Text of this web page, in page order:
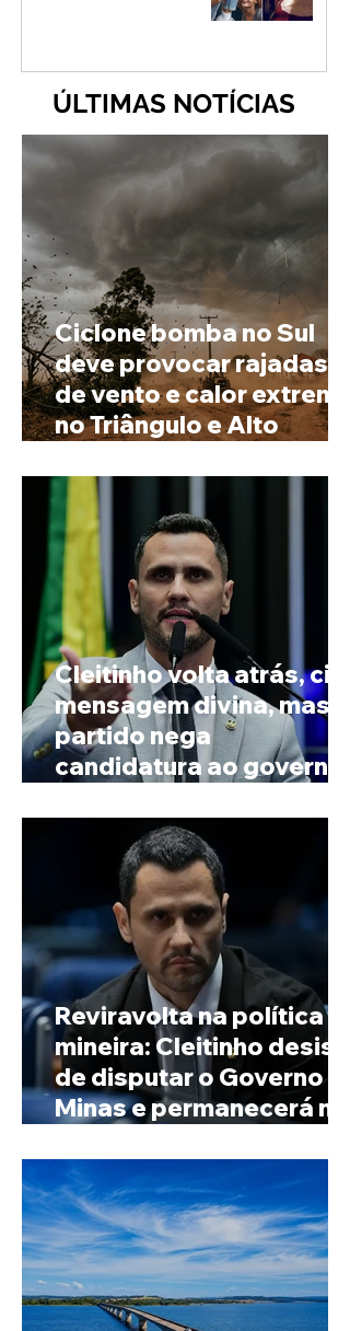
ÚLTIMAS NOTÍCIAS
Ciclone bomba no Sul
deve provocar rajadas
de vento e calor extremo
no Triângulo e Alto
Cleitinho volta atrás, cita
mensagem divina, mas
partido nega
candidatura ao governo
Reviravolta na política
mineira: Cleitinho desiste
de disputar o Governo de
Minas e permanecerá no